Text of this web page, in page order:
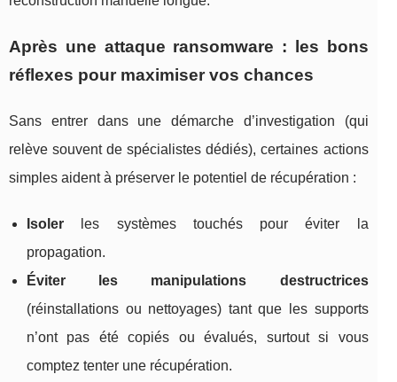
Après une attaque ransomware : les bons
réflexes pour maximiser vos chances
Sans entrer dans une démarche d’investigation (qui
relève souvent de spécialistes dédiés), certaines actions
simples aident à préserver le potentiel de récupération :
Isoler les systèmes touchés pour éviter la
propagation.
Éviter les manipulations destructrices
(réinstallations ou nettoyages) tant que les supports
n’ont pas été copiés ou évalués, surtout si vous
comptez tenter une récupération.